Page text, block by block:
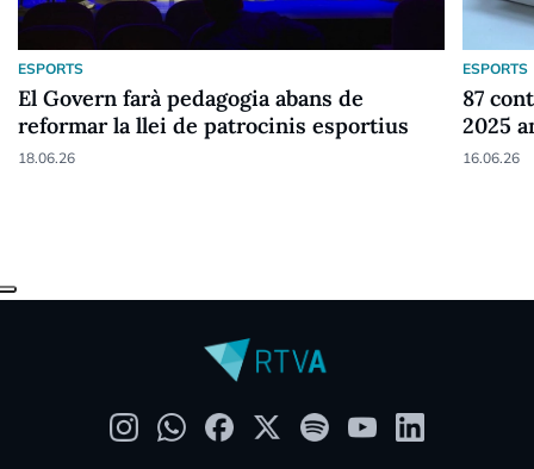
ESPORTS
El Govern farà pedagogia abans de
reformar la llei de patrocinis esportius
18.06.26
ESPORTS
87
2025
16.06.26